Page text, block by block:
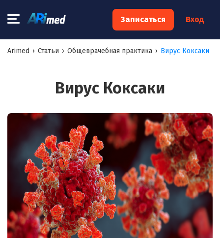
Записаться Вход
Arimed › Статьи › Общеврачебная практика › Вирус Коксаки
Вирус Коксаки
×
Запишитесь на консультацию к
Ваш телефон:*
Ваш e-mail:*
Я согласен наобработку моих персональных данных